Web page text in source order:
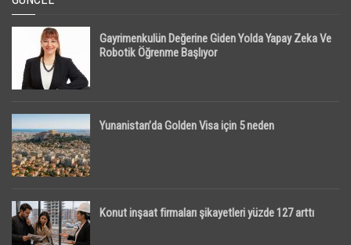
Gayrimenkulün Değerine Giden Yolda Yapay Zeka Ve
Robotik Öğrenme Başlıyor
Yunanistan’da Golden Visa için 5 neden
Konut inşaat firmaları şikayetleri yüzde 127 arttı